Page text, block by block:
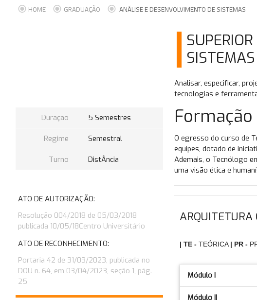
HOME GRADUAÇÃO ANÁLISE E DESENVOLVIMENTO DE SISTEMAS
SISTEMAS
Duração 5 Semestres
Regime Semestral
Turno DistÂncia
ATO DE AUTORIZAÇÃO:
Resolução 004/2018 de 05/03/2018
publicada 10/05/18Centro Universitário
ATO DE RECONHECIMENTO:
Portaria 42 de 31/03/2023, publicada no
DOU n. 64, em 03/04/2023, seção 1, pág.
25
Analisar, especificar,
tecnologias e
Formação
O egresso do curso de
equipes, dotado de
Ademais, o Tecnólogo
uma visão ética e
ARQUITETURA
| TE - TEÓRICA| PR -
Módulo I
Módulo II